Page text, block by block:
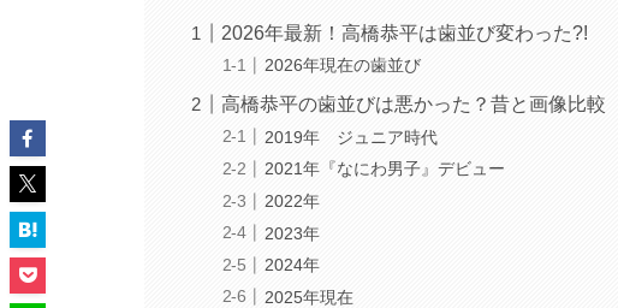
2026年最新！高橋恭平は歯並び変わった?!
2026年現在の歯並び
高橋恭平の歯並びは悪かった？昔と画像比較
2019年 ジュニア時代
2021年『なにわ男子』デビュー
2022年
2023年
2024年
2025年現在